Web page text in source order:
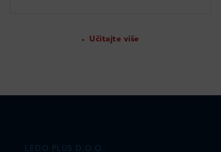
Učitajte više
LEDO PLUS D.O.O.